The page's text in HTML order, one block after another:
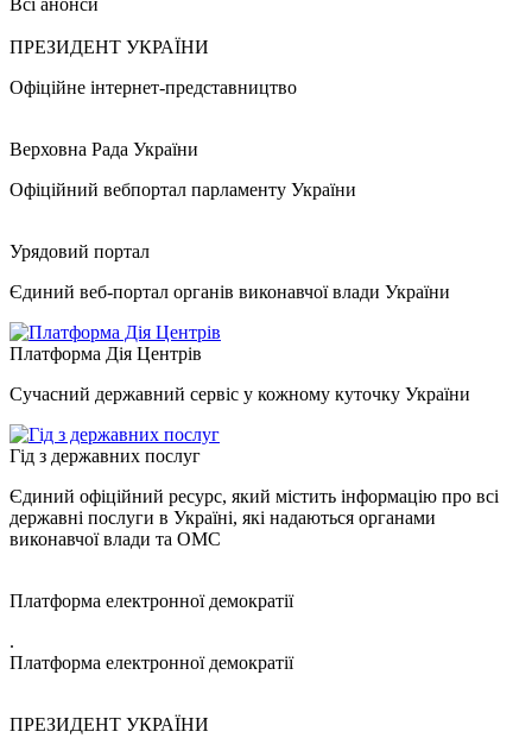
Всі анонси
ПРЕЗИДЕНТ УКРАЇНИ
Офіційне інтернет-представництво
Верховна Рада України
Офіційний вебпортал парламенту України
Урядовий портал
Єдиний веб-портал органів виконавчої влади України
Платформа Дія Центрів
Сучасний державний сервіс у кожному куточку України
Гід з державних послуг
Єдиний офіційний ресурс, який містить інформацію про всі
державні послуги в Україні, які надаються органами
виконавчої влади та ОМС
Платформа електронної демократії
.
Платформа електронної демократії
ПРЕЗИДЕНТ УКРАЇНИ